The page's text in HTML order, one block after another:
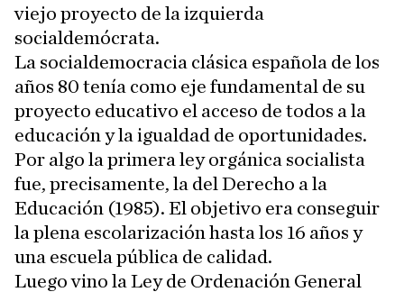
viejo proyecto de la izquierda
socialdemócrata.
La socialdemocracia clásica española de los
años 80 tenía como eje fundamental de su
proyecto educativo el acceso de todos a la
educación y la igualdad de oportunidades.
Por algo la primera ley orgánica socialista
fue, precisamente, la del Derecho a la
Educación (1985). El objetivo era conseguir
la plena escolarización hasta los 16 años y
una escuela pública de calidad.
Luego vino la Ley de Ordenación General